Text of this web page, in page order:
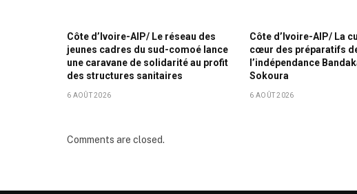
Côte d’Ivoire-AIP/ Le réseau des
jeunes cadres du sud-comoé lance
une caravane de solidarité au profit
des structures sanitaires
6 AOÛT 2026
Côte d’Ivoire-AIP/ La
cœur des préparatifs
l’indépendance
Sokoura
6 AOÛT 2026
Comments are closed.